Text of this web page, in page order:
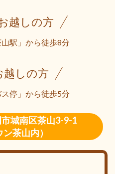
越しの方
駅」から徒歩8分
しの方
停」から徒歩5分
城南区茶山3-9-1
ン茶山内）